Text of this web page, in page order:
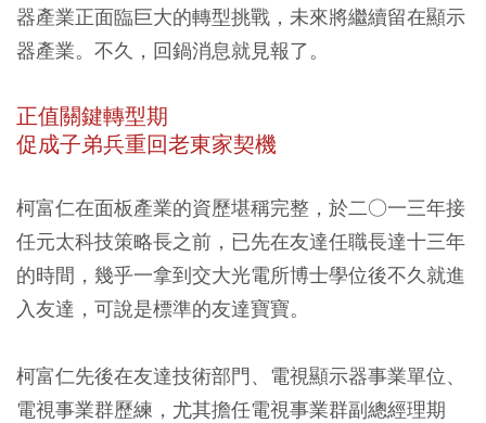
器產業正面臨巨大的轉型挑戰，未來將繼續留在顯示
器產業。不久，回鍋消息就見報了。
正值關鍵轉型期
促成子弟兵重回老東家契機
柯富仁在面板產業的資歷堪稱完整，於二○一三年接
任元太科技策略長之前，已先在友達任職長達十三年
的時間，幾乎一拿到交大光電所博士學位後不久就進
入友達，可說是標準的友達寶寶。
柯富仁先後在友達技術部門、電視顯示器事業單位、
電視事業群歷練，尤其擔任電視事業群副總經理期